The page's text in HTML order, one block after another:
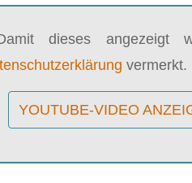
dieses
vermerkt.
YOUTUBE-VIDEO